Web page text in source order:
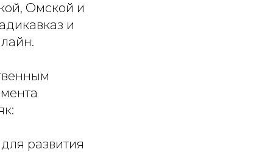
Омской и
и
развития